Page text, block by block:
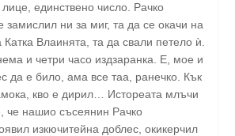
единствено число. Рачко
замислил ни за миг, та да се окачи на
Влаинята, та да свали петело ѝ.
и четри часо издзаранка. Е, мое и
да е било, ама все таа, ранечко. Кък
кво е дирил… Истореата млъчи
че нашио съсеянин Рачко
изкючитейна доблес, окикерчил